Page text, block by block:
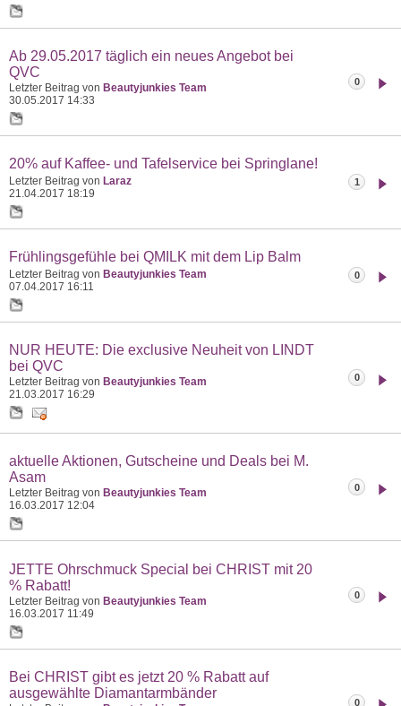
Ab 29.05.2017 täglich ein neues Angebot bei
QVC
Letzter Beitrag von Beautyjunkies Team
30.05.2017 14:33
0
20% auf Kaffee- und Tafelservice bei Springlane!
Letzter Beitrag von Laraz
21.04.2017 18:19
1
Frühlingsgefühle bei QMILK mit dem Lip Balm
Letzter Beitrag von Beautyjunkies Team
07.04.2017 16:11
0
NUR HEUTE: Die exclusive Neuheit von LINDT
bei QVC
Letzter Beitrag von Beautyjunkies Team
21.03.2017 16:29
0
aktuelle Aktionen, Gutscheine und Deals bei M.
Asam
Letzter Beitrag von Beautyjunkies Team
16.03.2017 12:04
0
JETTE Ohrschmuck Special bei CHRIST mit 20
% Rabatt!
Letzter Beitrag von Beautyjunkies Team
16.03.2017 11:49
0
Bei CHRIST gibt es jetzt 20 % Rabatt auf
ausgewählte Diamantarmbänder
0